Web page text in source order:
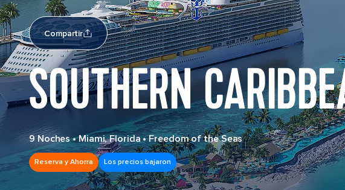
Compartir
SOUTHERN
9 Noches•Miami, Florida•Freedom of the Seas
Reserva y Ahorra Los precios bajaron